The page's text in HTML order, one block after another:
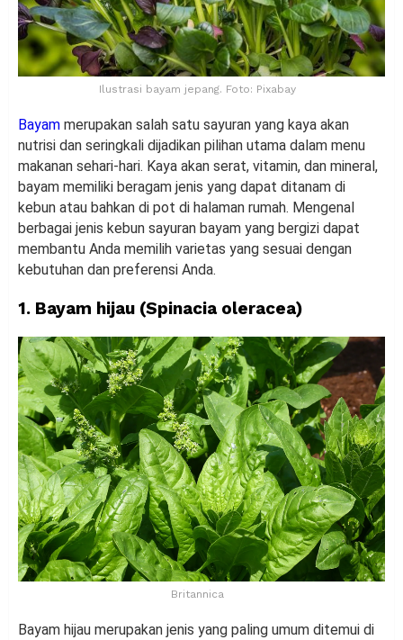
Ilustrasi bayam jepang. Foto: Pixabay
Bayam merupakan salah satu sayuran yang kaya akan
nutrisi dan seringkali dijadikan pilihan utama dalam menu
makanan sehari-hari. Kaya akan serat, vitamin, dan mineral,
bayam memiliki beragam jenis yang dapat ditanam di
kebun atau bahkan di pot di halaman rumah. Mengenal
berbagai jenis kebun sayuran bayam yang bergizi dapat
membantu Anda memilih varietas yang sesuai dengan
kebutuhan dan preferensi Anda.
1. Bayam hijau (Spinacia oleracea)
Britannica
Bayam hijau merupakan jenis yang paling umum ditemui di